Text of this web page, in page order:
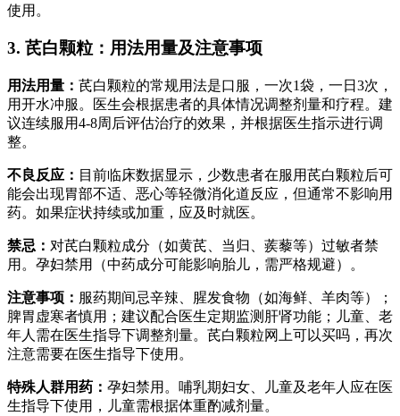
使用。
3. 芪白颗粒：用法用量及注意事项
用法用量： 芪白颗粒的常规用法是口服，一次1袋，一日3次，
用开水冲服。医生会根据患者的具体情况调整剂量和疗程。建
议连续服用4-8周后评估治疗的效果，并根据医生指示进行调
整。
不良反应： 目前临床数据显示，少数患者在服用芪白颗粒后可
能会出现胃部不适、恶心等轻微消化道反应，但通常不影响用
药。如果症状持续或加重，应及时就医。
禁忌： 对芪白颗粒成分（如黄芪、当归、蒺藜等）过敏者禁
用。孕妇禁用（中药成分可能影响胎儿，需严格规避）。
注意事项： 服药期间忌辛辣、腥发食物（如海鲜、羊肉等）；
脾胃虚寒者慎用；建议配合医生定期监测肝肾功能；儿童、老
年人需在医生指导下调整剂量。芪白颗粒网上可以买吗，再次
注意需要在医生指导下使用。
特殊人群用药： 孕妇禁用。哺乳期妇女、儿童及老年人应在医
生指导下使用，儿童需根据体重酌减剂量。